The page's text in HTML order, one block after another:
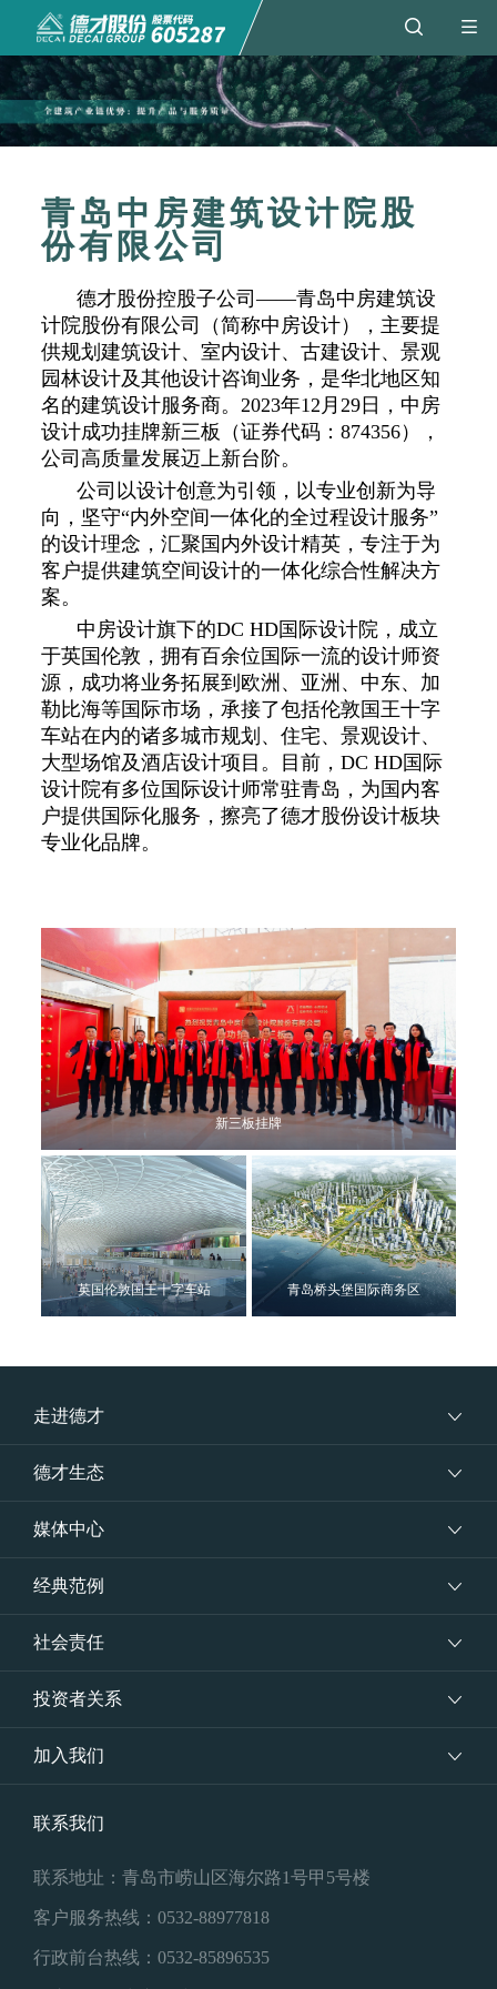
青岛中房建筑设计院股
份有限公司
德才股份控股子公司——青岛中房建筑设
计院股份有限公司（简称中房设计），主要提
供规划建筑设计、室内设计、古建设计、景观
园林设计及其他设计咨询业务，是华北地区知
名的建筑设计服务商。2023年12月29日，中房
设计成功挂牌新三板（证券代码：874356），
公司高质量发展迈上新台阶。
公司以设计创意为引领，以专业创新为导
向，坚守“内外空间一体化的全过程设计服务”
的设计理念，汇聚国内外设计精英，专注于为
客户提供建筑空间设计的一体化综合性解决方
案。
中房设计旗下的DC HD国际设计院，成立
于英国伦敦，拥有百余位国际一流的设计师资
源，成功将业务拓展到欧洲、亚洲、中东、加
勒比海等国际市场，承接了包括伦敦国王十字
车站在内的诸多城市规划、住宅、景观设计、
大型场馆及酒店设计项目。目前，DC HD国际
设计院有多位国际设计师常驻青岛，为国内客
户提供国际化服务，擦亮了德才股份设计板块
专业化品牌。
新三板挂牌
英国伦敦国王十字车站 青岛桥头堡国际商务区
走进德才
德才生态
媒体中心
经典范例
社会责任
投资者关系
加入我们
联系我们
联系地址：青岛市崂山区海尔路1号甲5号楼
客户服务热线：0532-88977818
行政前台热线：0532-85896535